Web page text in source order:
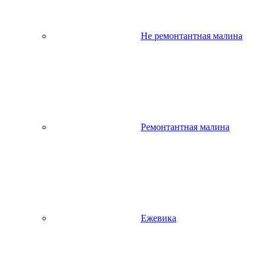
Не ремонтантная малина
Ремонтантная малина
Ежевика